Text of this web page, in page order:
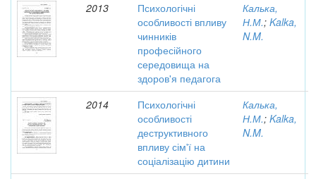
2013
Психологічні
особливості впливу
чинників
професійного
середовища на
здоров'я педагога
Калька,
Н.М.; Kalka,
N.M.
2014
Психологічні
особливості
деструктивного
впливу сім'ї на
соціалізацію дитини
Калька,
Н.М.; Kalka,
N.M.